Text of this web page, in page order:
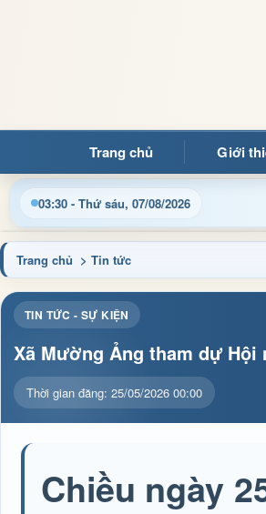
Trang chủ Giới
03:30 - Thứ sáu, 07/08/2026
nhật thông tin điều hành, thủ tục
Trang chủ > Tin tức
TIN TỨC - SỰ KIỆN
Xã Mường Ảng tham dự
Thời gian đăng: 25/05/2026 00:00
Chiều ngày